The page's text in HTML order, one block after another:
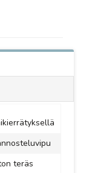
teräs